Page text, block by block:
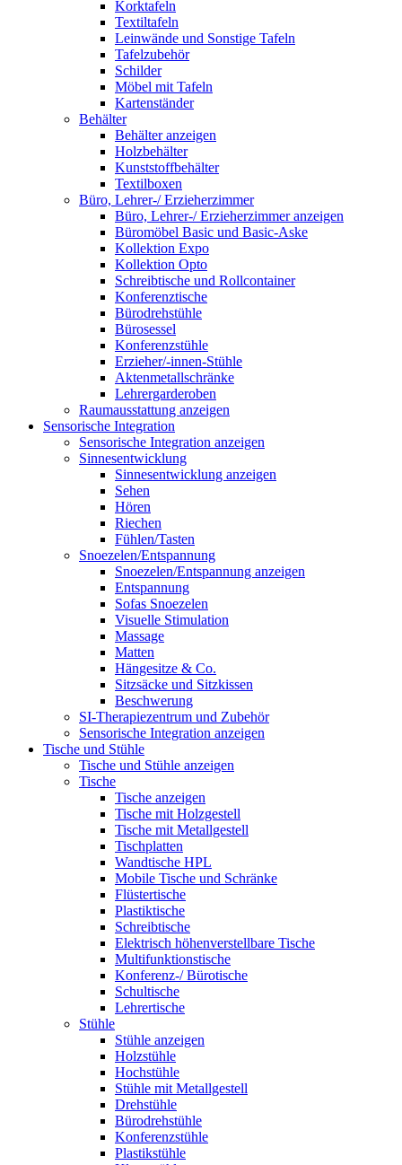
Korktafeln
Textiltafeln
Leinwände und Sonstige Tafeln
Tafelzubehör
Schilder
Möbel mit Tafeln
Kartenständer
Behälter
Behälter anzeigen
Holzbehälter
Kunststoffbehälter
Textilboxen
Büro, Lehrer-/ Erzieherzimmer
Büro, Lehrer-/ Erzieherzimmer anzeigen
Büromöbel Basic und Basic-Aske
Kollektion Expo
Kollektion Opto
Schreibtische und Rollcontainer
Konferenztische
Bürodrehstühle
Bürosessel
Konferenzstühle
Erzieher/-innen-Stühle
Aktenmetallschränke
Lehrergarderoben
Raumausstattung anzeigen
Sensorische Integration
Sensorische Integration anzeigen
Sinnesentwicklung
Sinnesentwicklung anzeigen
Sehen
Hören
Riechen
Fühlen/Tasten
Snoezelen/Entspannung
Snoezelen/Entspannung anzeigen
Entspannung
Sofas Snoezelen
Visuelle Stimulation
Massage
Matten
Hängesitze & Co.
Sitzsäcke und Sitzkissen
Beschwerung
SI-Therapiezentrum und Zubehör
Sensorische Integration anzeigen
Tische und Stühle
Tische und Stühle anzeigen
Tische
Tische anzeigen
Tische mit Holzgestell
Tische mit Metallgestell
Tischplatten
Wandtische HPL
Mobile Tische und Schränke
Flüstertische
Plastiktische
Schreibtische
Elektrisch höhenverstellbare Tische
Multifunktionstische
Konferenz-/ Bürotische
Schultische
Lehrertische
Stühle
Stühle anzeigen
Holzstühle
Hochstühle
Stühle mit Metallgestell
Drehstühle
Bürodrehstühle
Konferenzstühle
Plastikstühle